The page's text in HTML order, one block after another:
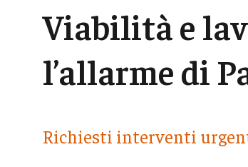
Viabilità e
l’allarme di
Richiesti interventi